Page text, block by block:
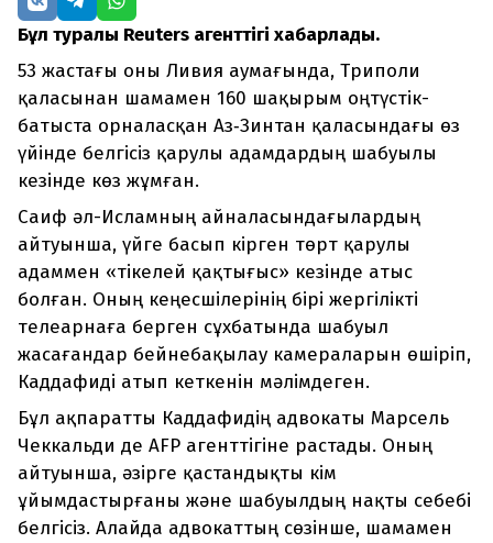
Бұл туралы Reuters агенттігі хабарлады.
53 жастағы оны Ливия аумағында, Триполи
қаласынан шамамен 160 шақырым оңтүстік-
батыста орналасқан Аз‑Зинтан қаласындағы өз
үйінде белгісіз қарулы адамдардың шабуылы
кезінде көз жұмған.
Саиф әл-Исламның айналасындағылардың
айтуынша, үйге басып кірген төрт қарулы
адаммен «тікелей қақтығыс» кезінде атыс
болған. Оның кеңесшілерінің бірі жергілікті
телеарнаға берген сұхбатында шабуыл
жасағандар бейнебақылау камераларын өшіріп,
Каддафиді атып кеткенін мәлімдеген.
Бұл ақпаратты Каддафидің адвокаты Марсель
Чеккальди де AFP агенттігіне растады. Оның
айтуынша, әзірге қастандықты кім
ұйымдастырғаны және шабуылдың нақты себебі
белгісіз. Алайда адвокаттың сөзінше, шамамен